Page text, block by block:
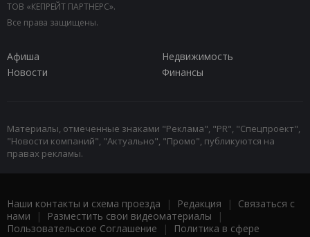
ТОВ «КЕПРЕЙТ ПАРТНЕРС».
Все права защищены.
Афиша
Недвижимость
Новости
Финансы
Материалы, отмеченные знаками "Реклама", "PR", "Спецпроект",
"Новости компаний", "Актуально", "Промо", публикуются на
правах рекламы.
Наши контакты и схема проезда | Редакция | Связаться с
нами | Разместить свои видеоматериалы |
Пользовательское Соглашение |
Политика в сфере